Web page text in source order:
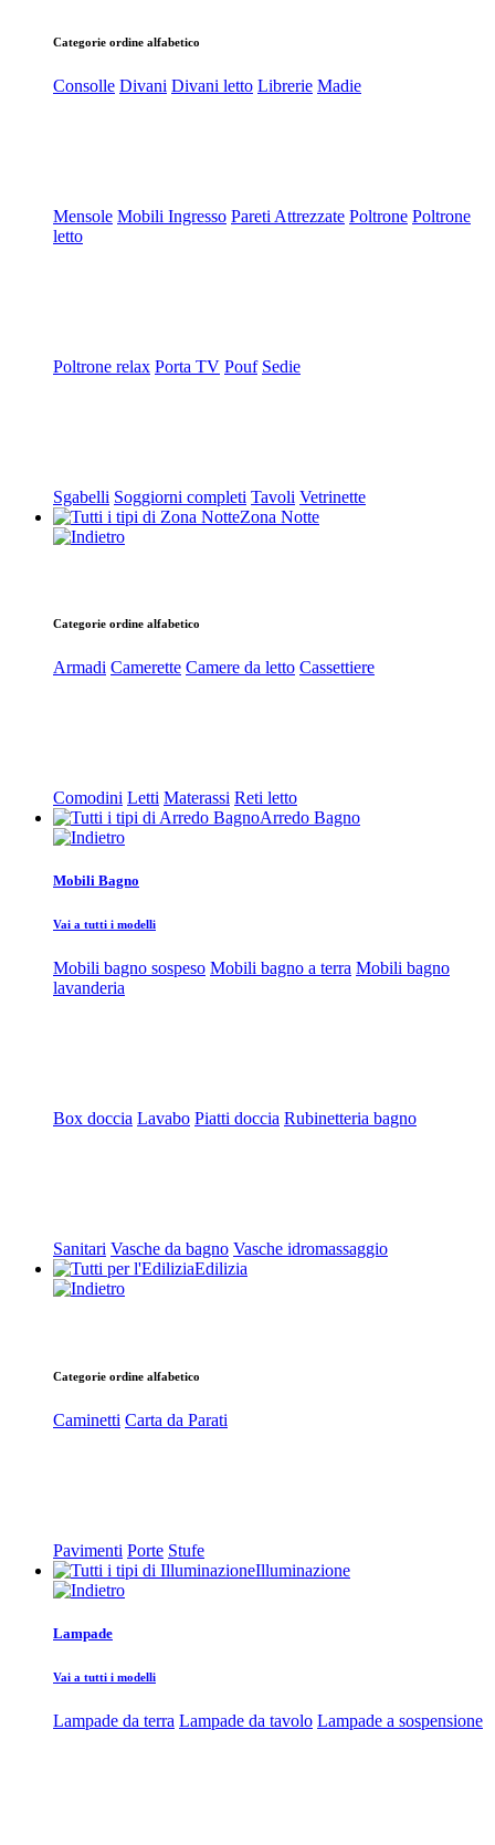
Categorie ordine alfabetico
Consolle Divani Divani letto Librerie Madie
Mensole Mobili Ingresso Pareti Attrezzate Poltrone Poltrone
letto
Poltrone relax Porta TV Pouf Sedie
Sgabelli Soggiorni completi Tavoli Vetrinette
Zona Notte
Categorie ordine alfabetico
Armadi Camerette Camere da letto Cassettiere
Comodini Letti Materassi Reti letto
Arredo Bagno
Mobili Bagno
Vai a tutti i modelli
Mobili bagno sospeso Mobili bagno a terra Mobili bagno
lavanderia
Box doccia Lavabo Piatti doccia Rubinetteria bagno
Sanitari Vasche da bagno Vasche idromassaggio
Edilizia
Categorie ordine alfabetico
Caminetti Carta da Parati
Pavimenti Porte Stufe
Illuminazione
Lampade
Vai a tutti i modelli
Lampade da terra Lampade da tavolo Lampade a sospensione